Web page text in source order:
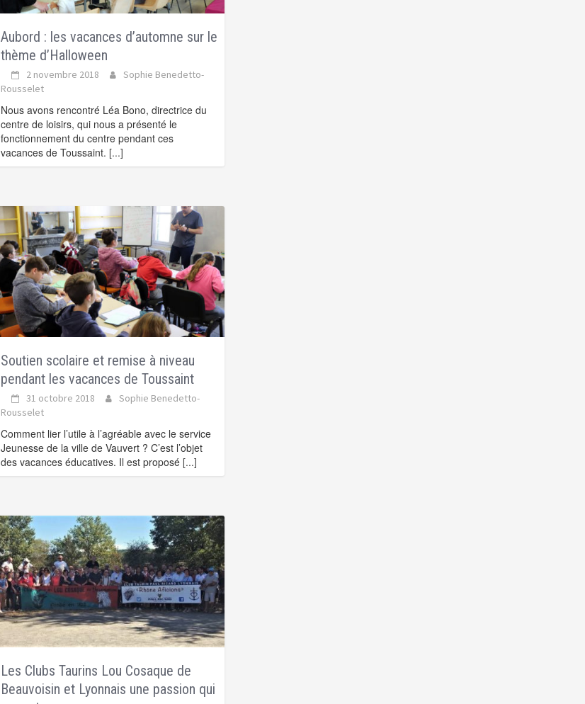
Aubord : les vacances d’automne sur le
thème d’Halloween
2 novembre 2018
Sophie Benedetto-
Rousselet
Nous avons rencontré Léa Bono, directrice du
centre de loisirs, qui nous a présenté le
fonctionnement du centre pendant ces
vacances de Toussaint. [...]
Soutien scolaire et remise à niveau
pendant les vacances de Toussaint
31 octobre 2018
Sophie Benedetto-
Rousselet
Comment lier l’utile à l’agréable avec le service
Jeunesse de la ville de Vauvert ? C’est l’objet
des vacances éducatives. Il est proposé [...]
Les Clubs Taurins Lou Cosaque de
Beauvoisin et Lyonnais une passion qui